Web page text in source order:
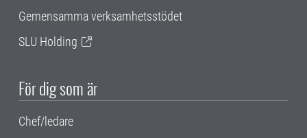
Gemensamma verksamhetsstödet
SLU Holding
För dig som är
Chef/ledare